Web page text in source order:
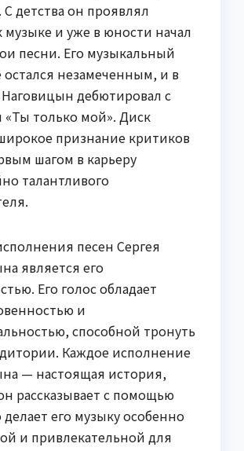
С детства он проявлял
музыке и уже в юности начал
песни. Его музыкальный
остался незамеченным, и в
Наговицын дебютировал с
«Ты только мой». Диск
признание критиков
шагом в карьеру
талантливого
песен Сергея
является его
Его голос обладает
и
способной тронуть
Каждое исполнение
— настоящая история,
рассказывает с помощью
делает его музыку особенно
и привлекательной для